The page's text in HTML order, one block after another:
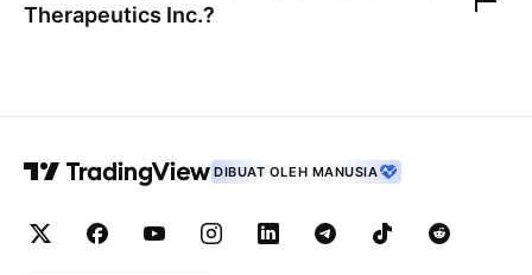
Therapeutics Inc.?
DIBUAT OLEH MANUSIA